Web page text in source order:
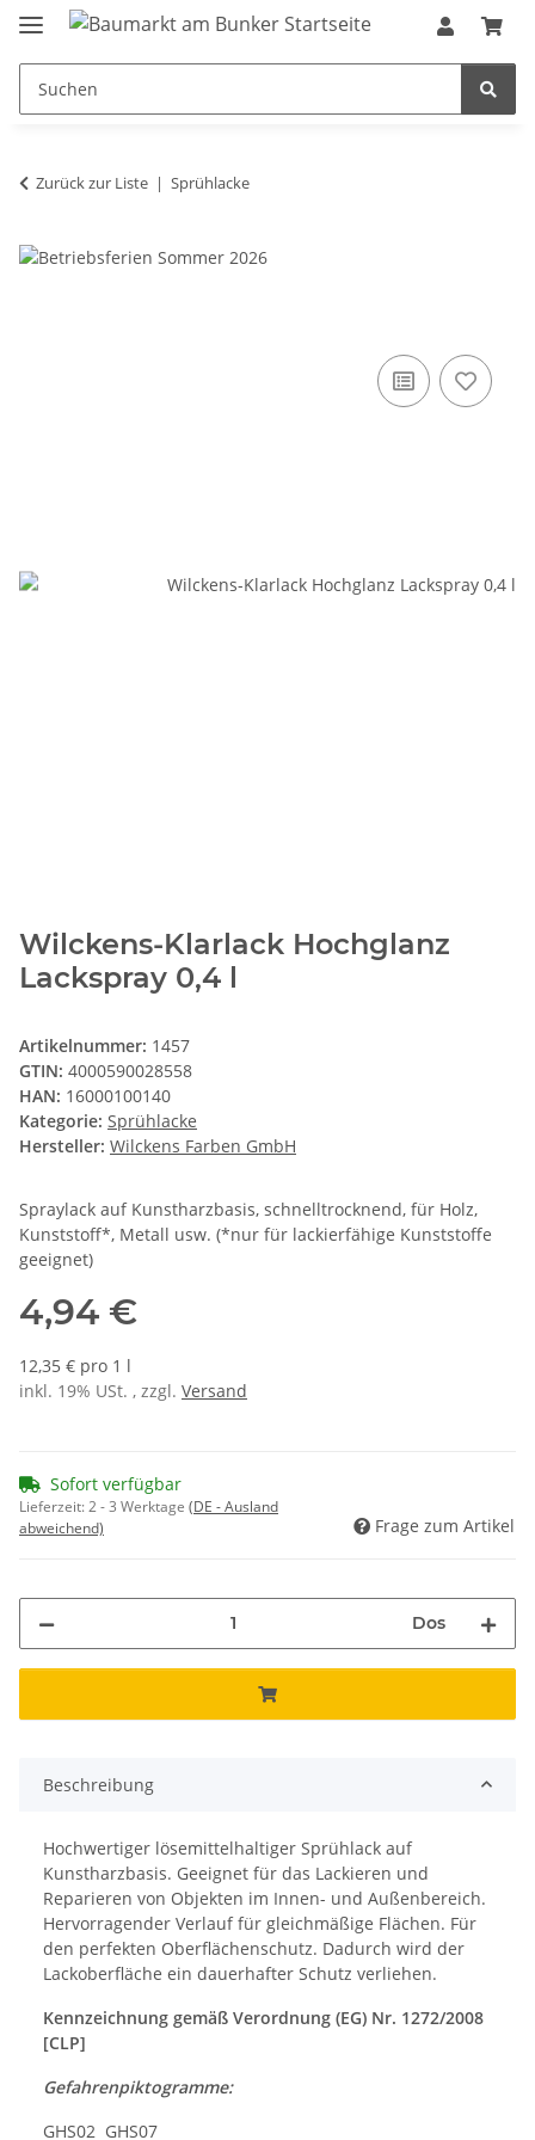
Zurück zur Liste Sprühlacke
Wilckens-Klarlack Hochglanz
Lackspray 0,4 l
Artikelnummer: 1457
GTIN: 4000590028558
HAN: 16000100140
Kategorie: Sprühlacke
Hersteller: Wilckens Farben GmbH
Spraylack auf Kunstharzbasis, schnelltrocknend, für Holz,
Kunststoff*, Metall usw. (*nur für lackierfähige Kunststoffe
geeignet)
4,94 €
12,35 € pro 1 l
inkl. 19% USt. , zzgl. Versand
Sofort verfügbar
Lieferzeit:2 - 3 Werktage (DE - Ausland
abweichend)
Frage zum Artikel
Dos
Beschreibung
Hochwertiger lösemittelhaltiger Sprühlack auf
Kunstharzbasis. Geeignet für das Lackieren und
Reparieren von Objekten im Innen- und Außenbereich.
Hervorragender Verlauf für gleichmäßige Flächen. Für
den perfekten Oberflächenschutz. Dadurch wird der
Lackoberfläche ein dauerhafter Schutz verliehen.
Kennzeichnung gemäß Verordnung (EG) Nr. 1272/2008
[CLP]
Gefahrenpiktogramme:
GHS02 GHS07